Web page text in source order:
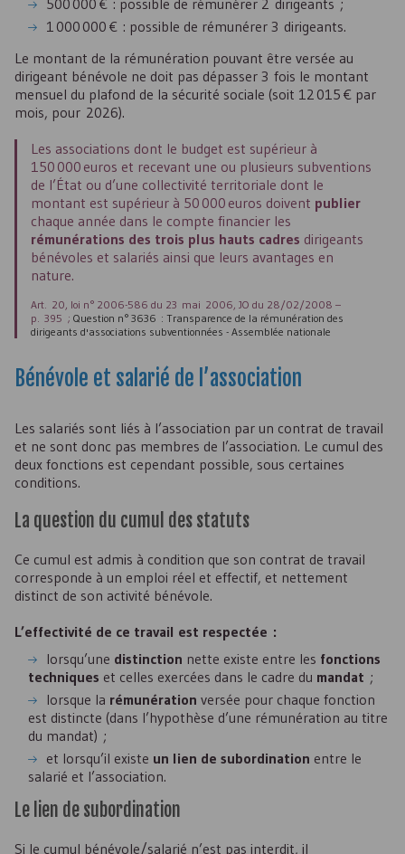
500 000 € : possible de rémunérer 2 dirigeants ;
1 000 000 € : possible de rémunérer 3 dirigeants.
Le montant de la rémunération pouvant être versée au
dirigeant bénévole ne doit pas dépasser 3 fois le montant
mensuel du plafond de la sécurité sociale (soit 12 015 € par
mois, pour 2026).
Les associations dont le budget est supérieur à
150 000 euros et recevant une ou plusieurs subventions
de l’État ou d’une collectivité territoriale dont le
montant est supérieur à 50 000 euros doivent publier
chaque année dans le compte financier les
rémunérations des trois plus hauts cadres dirigeants
bénévoles et salariés ainsi que leurs avantages en
nature.
Art. 20, loi n° 2006-586 du 23 mai 2006, JO du 28/02/2008 –
p. 395 ; Question n° 3636 : Transparence de la rémunération des
dirigeants d'associations subventionnées - Assemblée nationale
Bénévole et salarié de l’association
Les salariés sont liés à l’association par un contrat de travail
et ne sont donc pas membres de l’association. Le cumul des
deux fonctions est cependant possible, sous certaines
conditions.
La question du cumul des statuts
Ce cumul est admis à condition que son contrat de travail
corresponde à un emploi réel et effectif, et nettement
distinct de son activité bénévole.
L’effectivité de ce travail est respectée :
lorsqu’une distinction nette existe entre les fonctions
techniques et celles exercées dans le cadre du mandat ;
lorsque la rémunération versée pour chaque fonction
est distincte (dans l’hypothèse d’une rémunération au titre
du mandat) ;
et lorsqu’il existe un lien de subordination entre le
salarié et l’association.
Le lien de subordination
Si le cumul bénévole/salarié n’est pas interdit, il